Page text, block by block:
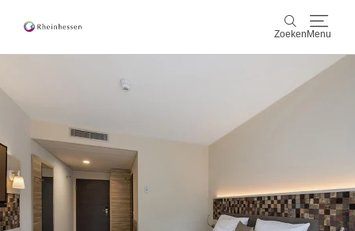
Zoeken Menu
wijn & gastronomie
actief & natuur
Cultuur & Steden